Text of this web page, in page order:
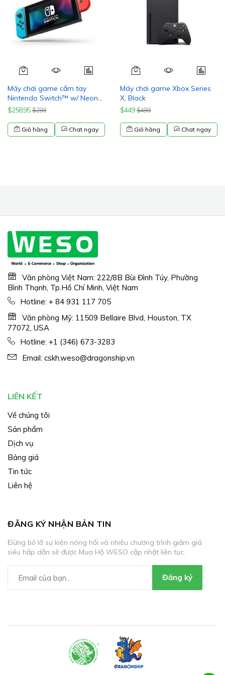
Máy chơi game cầm tay
Nintendo Switch™ w/ Neon
Blue & Neon Red Joy-Con™
$258.95 $299
Giỏ hàng Chat ngay
Máy chơi game Xbox Series
X, Black
$449 $499
Giỏ hàng Chat ngay
Văn phòng Việt Nam: 222/8B Bùi Đình Túy, Phường
Bình Thạnh, Tp.Hồ Chí Minh, Việt Nam
Hotline: + 84 931 117 705
Văn phòng Mỹ: 11509 Bellaire Blvd, Houston, TX
77072, USA
Hotline: +1 (346) 673-3283
Email: cskh.weso@dragonship.vn
LIÊN KẾT
Về chúng tôi
Sản phẩm
Dịch vụ
Bảng giá
Tin tức
Liên hệ
ĐĂNG KÝ NHẬN BẢN TIN
Đừng bỏ lỡ sự kiện nóng hổi và nhiều chương trình giảm giá
siêu hấp dẫn sẽ được Mua Hộ WESO cập nhật liên tục.
Đăng ký